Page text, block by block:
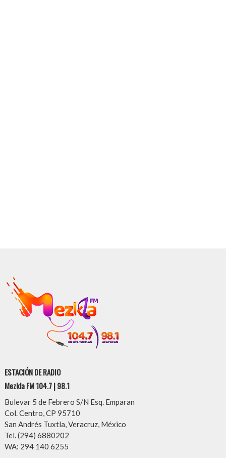
ESTACIÓN DE RADIO
Mezkla FM 104.7 | 98.1
Bulevar 5 de Febrero S/N Esq. Emparan
Col. Centro, CP 95710
San Andrés Tuxtla, Veracruz, México
Tel. (294) 6880202
WA: 294 140 6255